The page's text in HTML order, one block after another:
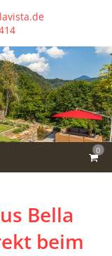
0
Bella
beim